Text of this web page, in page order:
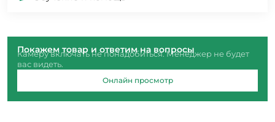
Покажем товар и ответим на вопросы
Камеру включать не понадобиться. Менеджер не будет
вас видеть.
Онлайн просмотр